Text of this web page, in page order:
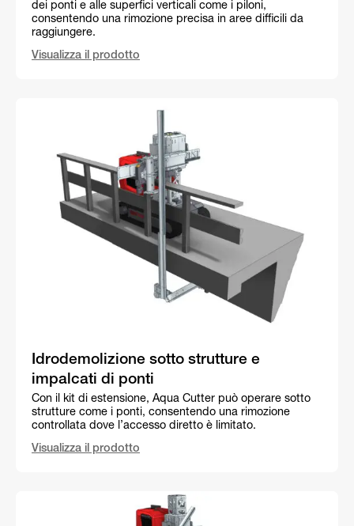
dei ponti e alle superfici verticali come i piloni,
consentendo una rimozione precisa in aree difficili da
raggiungere.
Visualizza il prodotto
Idrodemolizione sotto strutture e
impalcati di ponti
Con il kit di estensione, Aqua Cutter può operare sotto
strutture come i ponti, consentendo una rimozione
controllata dove l’accesso diretto è limitato.
Visualizza il prodotto